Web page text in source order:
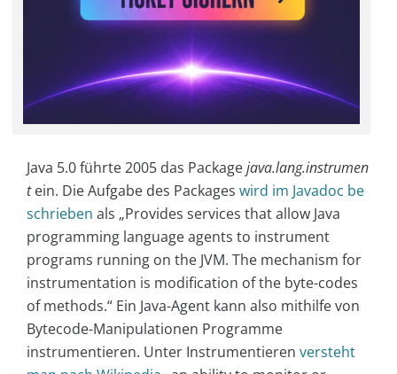
Java 5.0 führte 2005 das Packagejava.lang.instrumen
tein. Die Aufgabe des Packages wird im Javadoc be
schrieben als „Provides services that allow Java
programming language agents to instrument
programs running on the JVM. The mechanism for
instrumentation is modification of the byte-codes
of methods.“ Ein Java-Agent kann also mithilfe von
Bytecode-Manipulationen Programme
instrumentieren. Unter Instrumentieren versteht